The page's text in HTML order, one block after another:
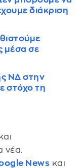
διάκριση
μέσα σε
ΝΔ στην
στόχο τη
νέα.
News και